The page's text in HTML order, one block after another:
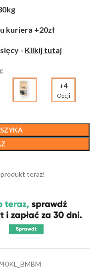
kuriera +20zł
- Klikij tutaj
+4
Opcji
teraz!